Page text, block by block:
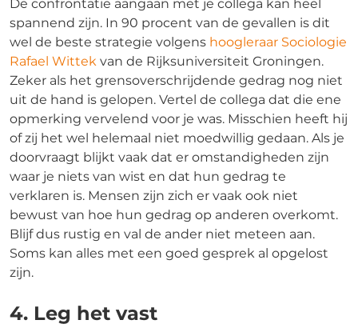
De confrontatie aangaan met je collega kan heel
spannend zijn. In 90 procent van de gevallen is dit
wel de beste strategie volgens hoogleraar Sociologie
Rafael Wittek van de Rijksuniversiteit Groningen.
Zeker als het grensoverschrijdende gedrag nog niet
uit de hand is gelopen. Vertel de collega dat die ene
opmerking vervelend voor je was. Misschien heeft hij
of zij het wel helemaal niet moedwillig gedaan. Als je
doorvraagt blijkt vaak dat er omstandigheden zijn
waar je niets van wist en dat hun gedrag te
verklaren is. Mensen zijn zich er vaak ook niet
bewust van hoe hun gedrag op anderen overkomt.
Blijf dus rustig en val de ander niet meteen aan.
Soms kan alles met een goed gesprek al opgelost
zijn.
4. Leg het vast